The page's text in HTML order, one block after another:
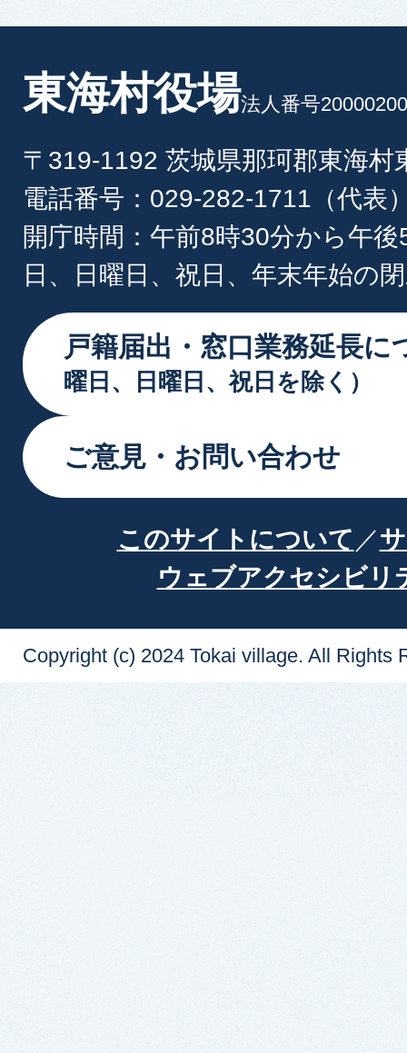
東海村役場法人番号
〒319-1192 茨城県那珂郡東海村
電話番号：029-282-1711（代表
開庁時間：午前8時30分から午
日、日曜日、祝日、年末年始の
戸籍届出・窓口業務延長に
曜日、日曜日、祝日を除く）
ご意見・お問い合わせ
このサイトについて
ウェブアクセシビリ
Copyright (c) 2024 Tokai village. All Rights